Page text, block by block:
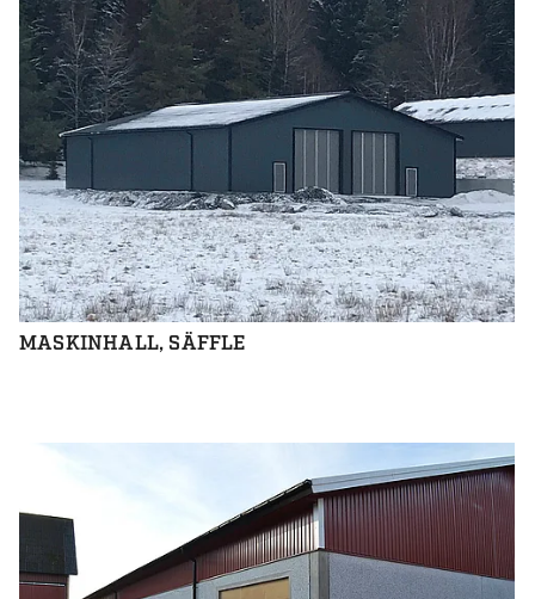
MASKINHALL, SÄFFLE